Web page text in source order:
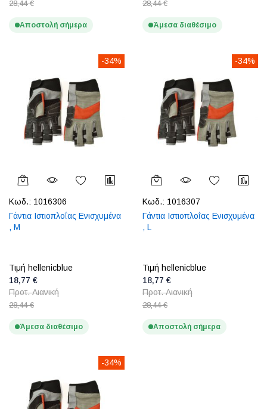
28,44 €
Αποστολή σήμερα
28,44 €
Άμεσα διαθέσιμο
-34%
Κωδ.: 1016306
Γάντια Ιστιοπλοΐας Ενισχυμένα
, M
Τιμή hellenicblue
18,77 €
Προτ. Λιανική
28,44 €
Άμεσα διαθέσιμο
-34%
Κωδ.: 1016307
Γάντια Ιστιοπλοΐας Ενισχυμένα
, L
Τιμή hellenicblue
18,77 €
Προτ. Λιανική
28,44 €
Αποστολή σήμερα
-34%